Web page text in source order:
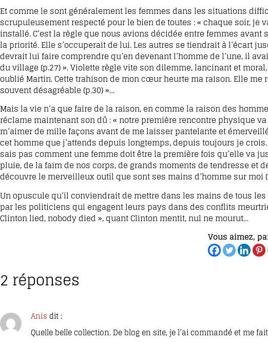
Et comme le sont généralement les femmes dans les situations
scrupuleusement respecté pour le bien de toutes : « chaque soir, je
installé. C’est la règle que nous avions décidée entre femmes
la priorité. Elle s’occuperait de lui. Les autres se tiendrait à l’écart
devrait lui faire comprendre qu’en devenant l’homme de l’une, il
du village (p.27) ». Violette règle vite son dilemme, lancinant et
oublié Martin. Cette trahison de mon cœur heurte ma raison. Elle
souvent désagréable (p.30) »…
Mais la vie n’a que faire de la raison, en comme la raison des
réclame maintenant son dû : « notre première rencontre physique
m’aimer de mille façons avant de me laisser pantelante et
cet homme que j’attends depuis longtemps, depuis toujours je
sais pas comment une femme doit être la première fois qu’elle va
pluie, de la faim de nos corps, de grands moments de tendresse et
découvre le merveilleux outil que sont ses mains d’homme sur moi
Un opuscule qu’il conviendrait de mettre dans les mains de tous
par les politiciens qui engagent leurs pays dans des conflits
Clinton lied, nobody died », quant Clinton mentit, nul ne mourut…
Vous aimez,
2 réponses
Anis dit :
Quelle belle collection. De blog en site, je l’ai commandé et me